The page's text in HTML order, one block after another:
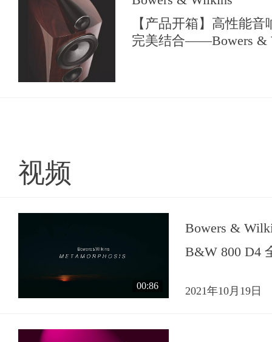
【产品开箱】高性能
完美结合——Bowers &
视频
00:86
Bowers &
B&W 800 D4
2021年10月19日